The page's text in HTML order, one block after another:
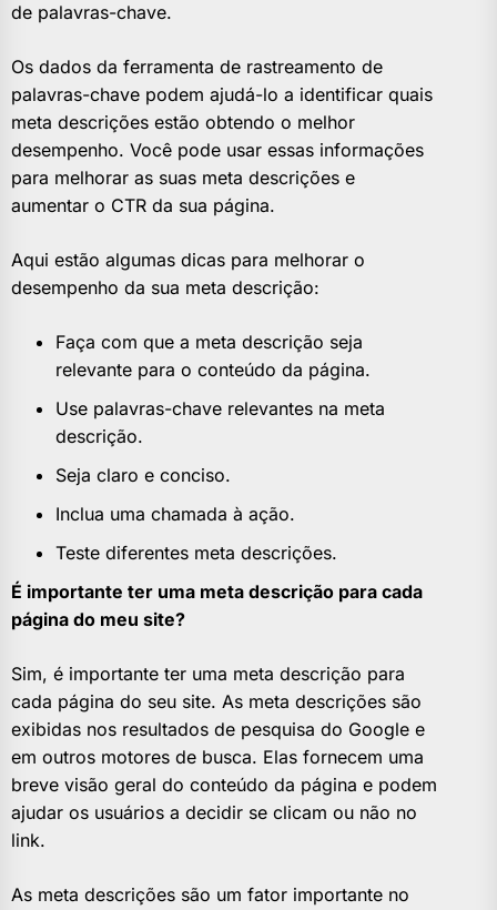
de palavras-chave.
Os dados da ferramenta de rastreamento de
palavras-chave podem ajudá-lo a identificar quais
meta descrições estão obtendo o melhor
desempenho. Você pode usar essas informações
para melhorar as suas meta descrições e
aumentar o CTR da sua página.
Aqui estão algumas dicas para melhorar o
desempenho da sua meta descrição:
Faça com que a meta descrição seja
relevante para o conteúdo da página.
Use palavras-chave relevantes na meta
descrição.
Seja claro e conciso.
Inclua uma chamada à ação.
Teste diferentes meta descrições.
É importante ter uma meta descrição para cada
página do meu site?
Sim, é importante ter uma meta descrição para
cada página do seu site. As meta descrições são
exibidas nos resultados de pesquisa do Google e
em outros motores de busca. Elas fornecem uma
breve visão geral do conteúdo da página e podem
ajudar os usuários a decidir se clicam ou não no
link.
As meta descrições são um fator importante no